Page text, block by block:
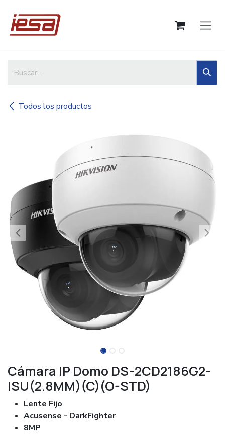
Todos los productos
Cámara IP Domo DS-2CD2186G2-
ISU(2.8MM)(C)(O-STD)
Lente Fijo
Acusense - DarkFighter
8MP